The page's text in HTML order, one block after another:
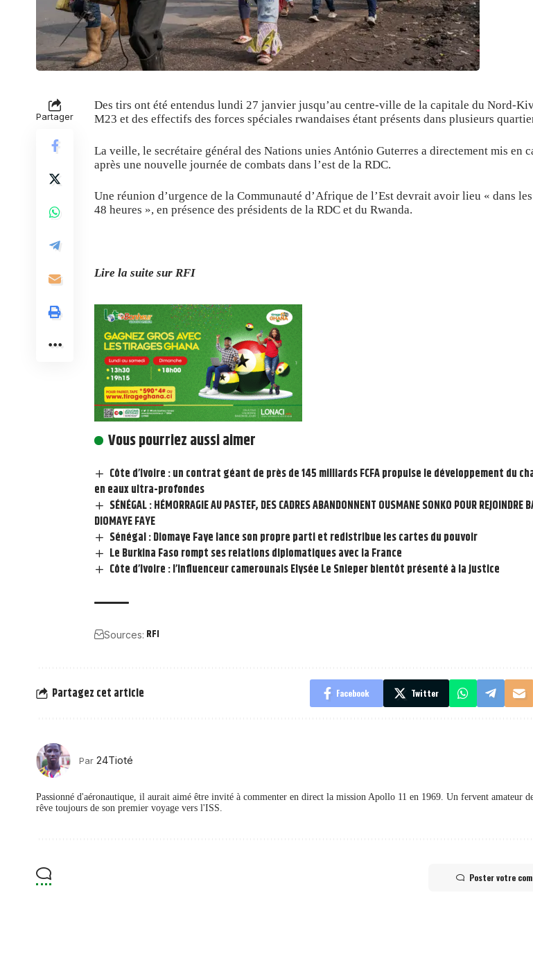
Partager
Des tirs ont été entendus lundi 27 janvier jusqu’au centre-ville de la capitale du Nord-
M23 et des effectifs des forces spéciales rwandaises étant présents dans plusieurs
La veille, le secrétaire général des Nations unies António Guterres a directement mis en
après une nouvelle journée de combats dans l’est de la RDC.
Une réunion d’urgence de la Communauté d’Afrique de l’Est devrait avoir lieu « dans
48 heures », en présence des présidents de la RDC et du Rwanda.
Lire la suite sur RFI
Vous pourriez aussi aimer
Côte d’Ivoire : un contrat géant de près de 145 milliards FCFA propulse le développement du
en eaux ultra-profondes
SÉNÉGAL : HÉMORRAGIE AU PASTEF, DES CADRES ABANDONNENT OUSMANE SONKO POUR REJOINDRE
DIOMAYE FAYE
Sénégal : Diomaye Faye lance son propre parti et redistribue les cartes du pouvoir
Le Burkina Faso rompt ses relations diplomatiques avec la France
Côte d’Ivoire : l’influenceur camerounais Elysée Le Snieper bientôt présenté à la justice
Sources: RFI
Partagez cet article Facebook Twitter
Par 24Tioté
Passionné d'aéronautique, il aurait aimé être invité à commenter en direct la mission Apollo 11 en 1969. Un fervent amateur
rêve toujours de son premier voyage vers l'ISS.
Poster votre